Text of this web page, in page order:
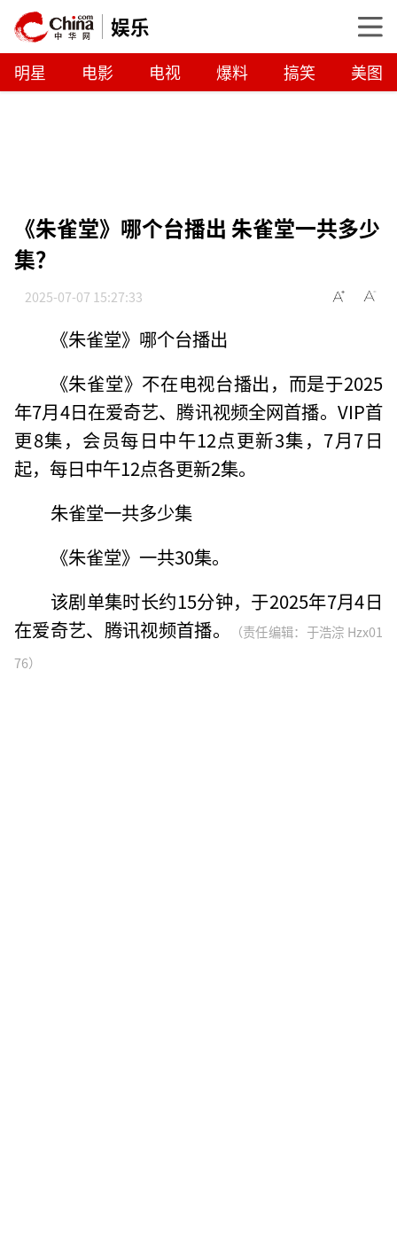
娱乐
明星 电影 电视 爆料 搞笑 美图
《朱雀堂》哪个台播出 朱雀堂一共多少
集？
2025-07-07 15:27:33
《朱雀堂》哪个台播出
《朱雀堂》不在电视台播出，而是于2025
年7月4日在爱奇艺、腾讯视频全网首播。VIP首
更8集，会员每日中午12点更新3集，7月7日
起，每日中午12点各更新2集。
朱雀堂一共多少集
《朱雀堂》一共30集。
该剧单集时长约15分钟，于2025年7月4日
在爱奇艺、腾讯视频首播。
（责任编辑：于浩淙 Hzx01
76）